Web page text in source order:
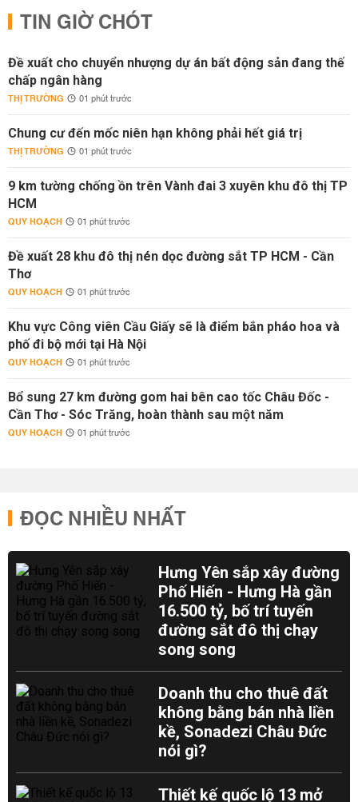
TIN GIỜ CHÓT
Đề xuất cho chuyển nhượng dự án bất động sản đang thế
chấp ngân hàng
THỊ TRƯỜNG 01 phút trước
Chung cư đến mốc niên hạn không phải hết giá trị
THỊ TRƯỜNG 01 phút trước
9 km tường chống ồn trên Vành đai 3 xuyên khu đô thị TP
HCM
QUY HOẠCH 01 phút trước
Đề xuất 28 khu đô thị nén dọc đường sắt TP HCM - Cần
Thơ
QUY HOẠCH 01 phút trước
Khu vực Công viên Cầu Giấy sẽ là điểm bắn pháo hoa và
phố đi bộ mới tại Hà Nội
QUY HOẠCH 01 phút trước
Bổ sung 27 km đường gom hai bên cao tốc Châu Đốc -
Cần Thơ - Sóc Trăng, hoàn thành sau một năm
QUY HOẠCH 01 phút trước
ĐỌC NHIỀU NHẤT
Hưng Yên sắp xây đường
Phố Hiến - Hưng Hà gần
16.500 tỷ, bố trí tuyến
đường sắt đô thị chạy
song song
Doanh thu cho thuê đất
không bằng bán nhà liền
kề, Sonadezi Châu Đức
nói gì?
Thiết kế quốc lộ 13 mở